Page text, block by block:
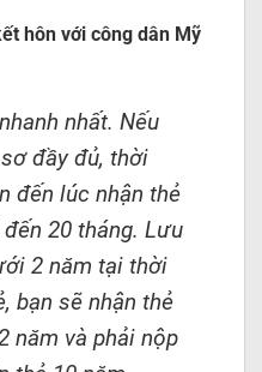
hôn với công dân Mỹ
nhất. Nếu
đầy đủ, thời
đến lúc nhận thẻ
20 tháng. Lưu
2 năm tại thời
bạn sẽ nhận thẻ
năm và phải nộp